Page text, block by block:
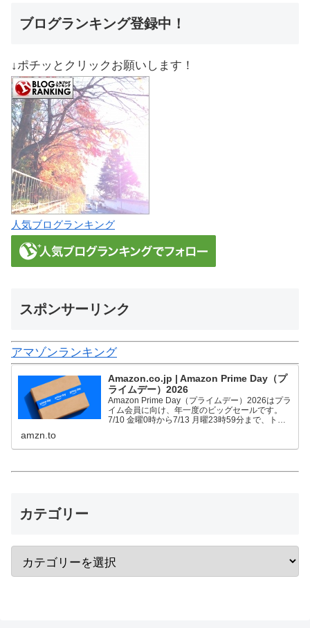
ブログランキング登録中！
↓ポチッとクリックお願いします！
人気ブログランキング
スポンサーリンク
アマゾンランキング
Amazon.co.jp | Amazon Prime Day（プ
ライムデー）2026
Amazon Prime Day（プライムデー）2026はプラ
イム会員に向け、年一度のビッグセールです。
7/10 金曜0時から7/13 月曜23時59分まで、トッ
amzn.to
カテゴリー